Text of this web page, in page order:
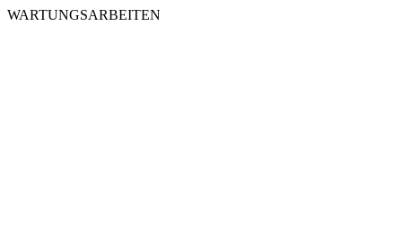
WARTUNGSARBEITEN